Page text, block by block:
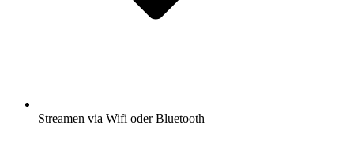
Streamen via Wifi oder Bluetooth